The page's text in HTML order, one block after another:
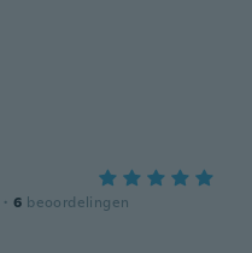
· 6 beoordelingen